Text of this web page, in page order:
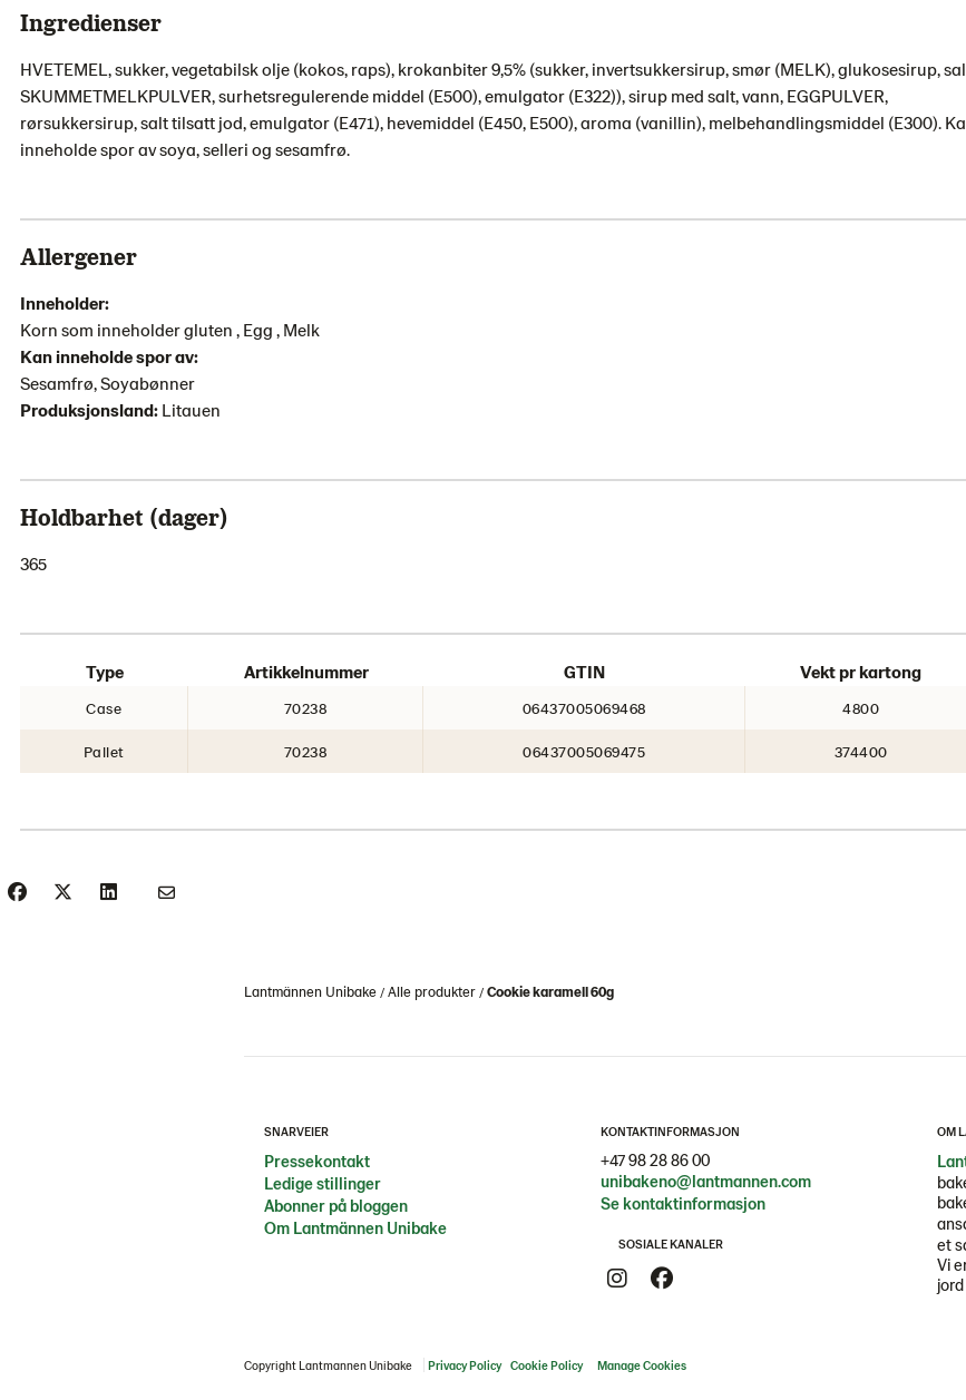
Ingredienser
HVETEMEL, sukker, vegetabilsk olje (kokos, raps), krokanbiter 9,5% (sukker, invertsukkersirup, smør (MELK), glukosesirup,
SKUMMETMELKPULVER, surhetsregulerende middel (E500), emulgator (E322)), sirup med salt, vann, EGGPULVER,
rørsukkersirup, salt tilsatt jod, emulgator (E471), hevemiddel (E450, E500), aroma (vanillin), melbehandlingsmiddel (E300).
inneholde spor av soya, selleri og sesamfrø.
Allergener
Inneholder:
Korn som inneholder gluten , Egg , Melk
Kan inneholde spor av:
Sesamfrø, Soyabønner
Produksjonsland: Litauen
Holdbarhet (dager)
365
Type Artikkelnummer GTIN Vekt pr kartong
Case 70238 06437005069468 4800
Pallet 70238 06437005069475 374400
Lantmännen Unibake Alle produkter Cookie karamell 60g
SNARVEIER
Pressekontakt
Ledige stillinger
Abonner på bloggen
Om Lantmännen Unibake
KONTAKTINFORMASJON
+47 98 28 86 00
unibakeno@lantmannen.com
Se kontaktinformasjon
SOSIALE KANALER
OM
et
Vi
Copyright Lantmannen Unibake Privacy Policy Cookie Policy Manage Cookies